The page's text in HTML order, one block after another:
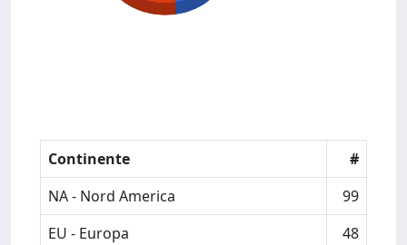
Continente
#
NA - Nord America
99
EU - Europa
48